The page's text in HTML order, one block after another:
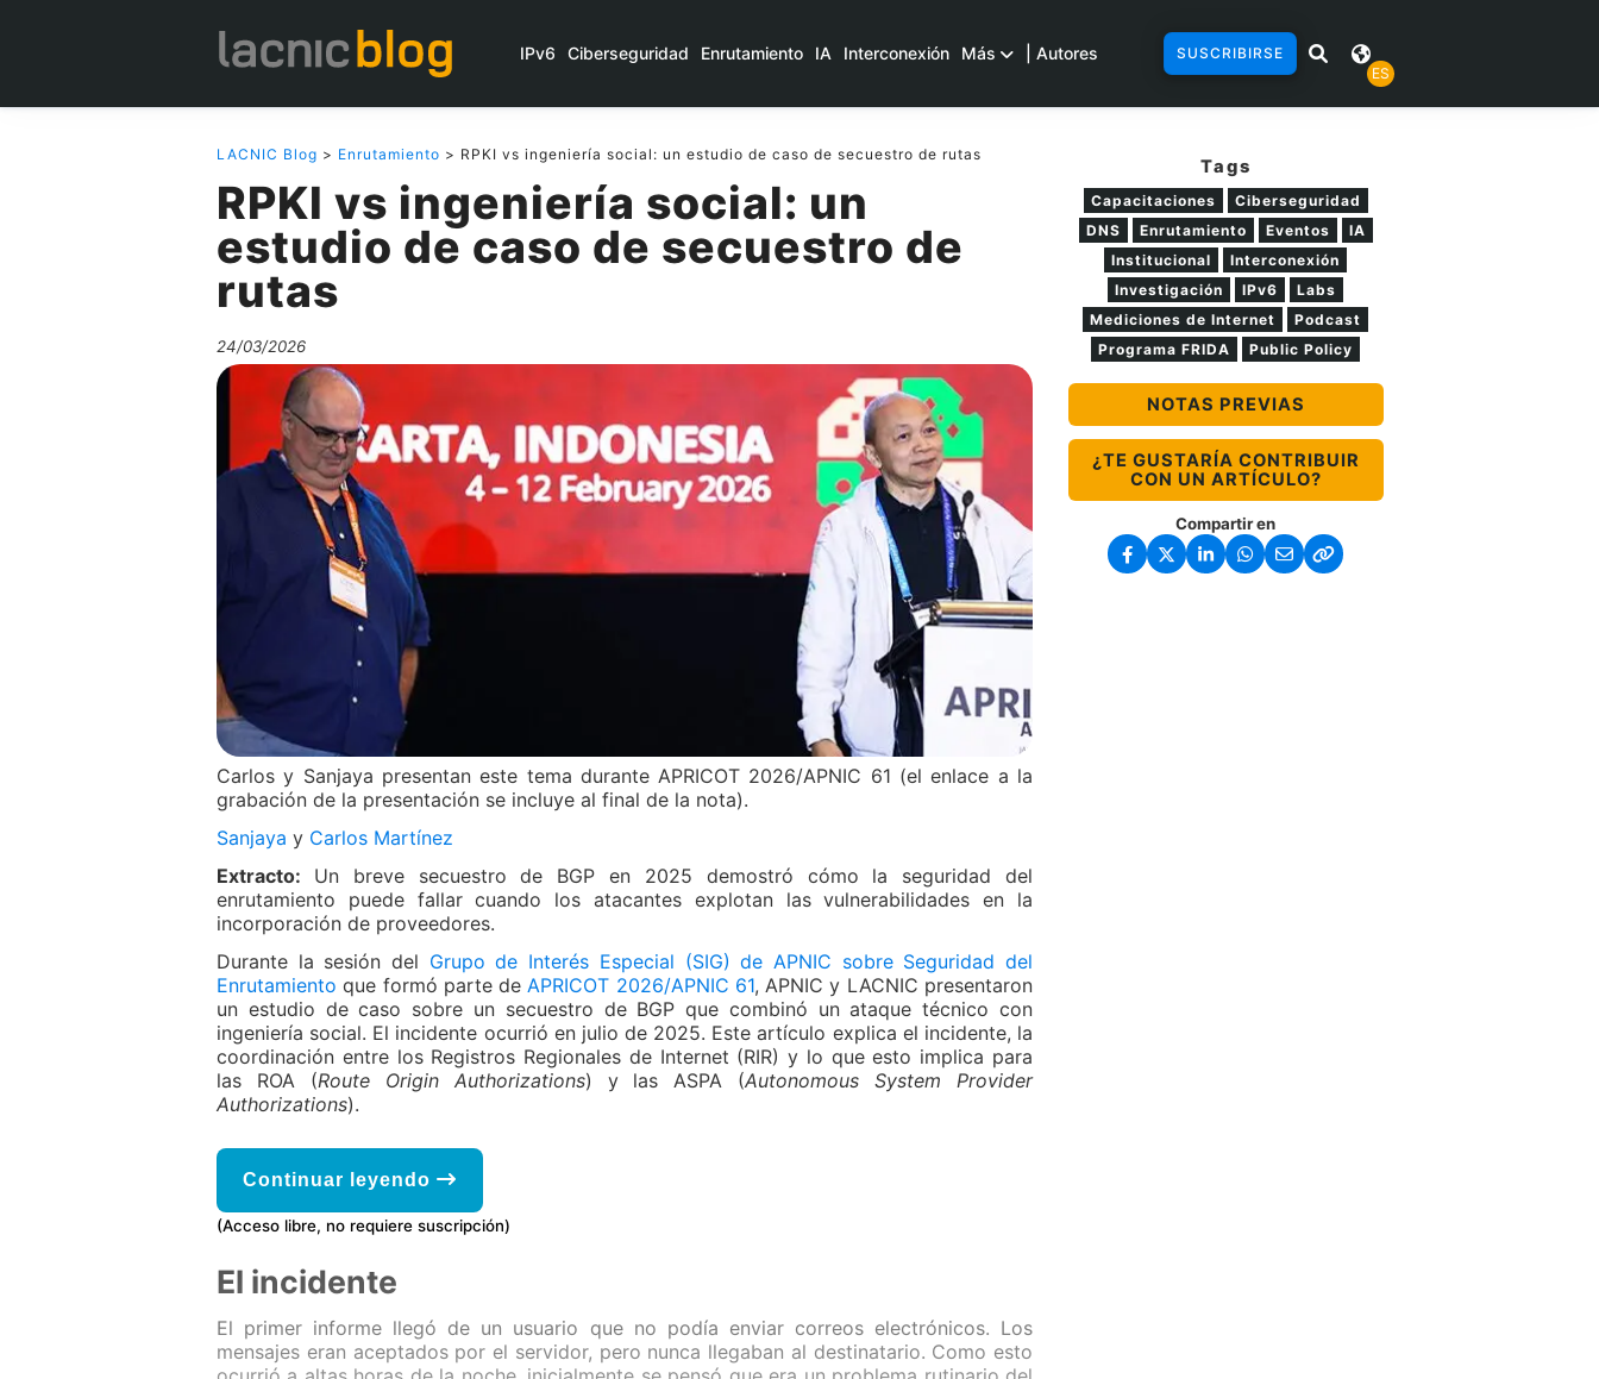
IPv6 Ciberseguridad Enrutamiento IA Interconexión Más | Autores
SUSCRIBIRSE
ES
LACNIC Blog > Enrutamiento > RPKI vs ingeniería social: un estudio de caso de secuestro de rutas
RPKI vs ingeniería social: un
estudio de caso de secuestro de
rutas
24/03/2026
Carlos y Sanjaya presentan este tema durante APRICOT 2026/APNIC 61 (el enlace a la
grabación de la presentación se incluye al final de la nota).
Sanjaya y Carlos Martínez
Extracto: Un breve secuestro de BGP en 2025 demostró cómo la seguridad del
enrutamiento puede fallar cuando los atacantes explotan las vulnerabilidades en la
incorporación de proveedores.
Durante la sesión del Grupo de Interés Especial (SIG) de APNIC sobre Seguridad del
Enrutamiento que formó parte deAPRICOT 2026/APNIC 61, APNIC y LACNIC presentaron
un estudio de caso sobre un secuestro de BGP que combinó un ataque técnico con
ingeniería social. El incidente ocurrió en julio de 2025. Este artículo explica el incidente, la
coordinación entre los Registros Regionales de Internet (RIR) y lo que esto implica para
las ROA (Route Origin Authorizations) y las ASPA (Autonomous System Provider
Authorizations).
Continuar leyendo
(Acceso libre, no requiere suscripción)
El incidente
El primer informe llegó de un usuario que no podía enviar correos electrónicos. Los
mensajes eran aceptados por el servidor, pero nunca llegaban al destinatario. Como esto
Tags
Capacitaciones
Ciberseguridad
DNS
Enrutamiento Eventos
IA
Institucional
Interconexión
Investigación
IPv6
Labs
Mediciones de Internet
Podcast
Programa FRIDA
Public Policy
NOTAS PREVIAS
¿TE GUSTARÍA CONTRIBUIR
CON UN ARTÍCULO?
Compartir en